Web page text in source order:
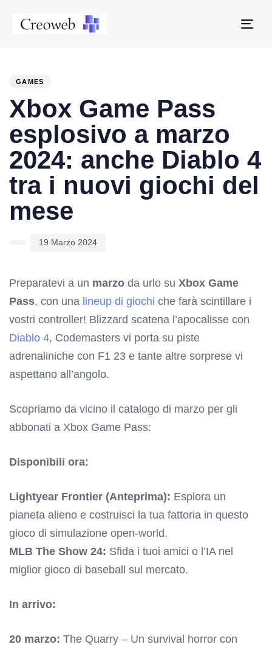
GAMES
Xbox Game Pass
esplosivo a marzo
2024: anche Diablo 4
tra i nuovi giochi del
mese
19 Marzo 2024
Preparatevi a un marzo da urlo su Xbox Game
Pass, con una lineup di giochi che farà scintillare i
vostri controller! Blizzard scatena l’apocalisse con
Diablo 4, Codemasters vi porta su piste
adrenaliniche con F1 23 e tante altre sorprese vi
aspettano all’angolo.
Scopriamo da vicino il catalogo di marzo per gli
abbonati a Xbox Game Pass:
Disponibili ora:
Lightyear Frontier (Anteprima): Esplora un
pianeta alieno e costruisci la tua fattoria in questo
gioco di simulazione open-world.
MLB The Show 24: Sfida i tuoi amici o l’IA nel
miglior gioco di baseball sul mercato.
In arrivo:
20 marzo: The Quarry – Un survival horror con